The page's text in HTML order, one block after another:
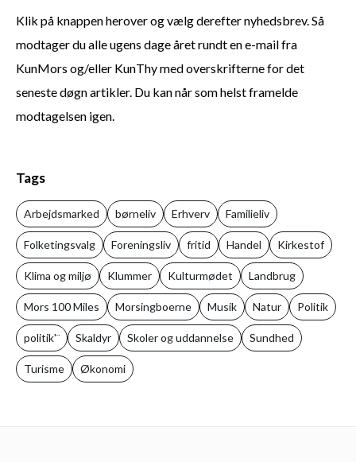
Klik på knappen herover og vælg derefter nyhedsbrev. Så
modtager du alle ugens dage året rundt en e-mail fra
KunMors og/eller KunThy med overskrifterne for det
seneste døgn artikler. Du kan når som helst framelde
modtagelsen igen.
Tags
Arbejdsmarked børneliv Erhverv Familieliv
Folketingsvalg Foreningsliv fritid Handel Kirkestof
Klima og miljø Klummer Kulturmødet Landbrug
Mors 100 Miles Morsingboerne Musik Natur Politik
politik'¨ Skaldyr Skoler og uddannelse Sundhed
Turisme Økonomi